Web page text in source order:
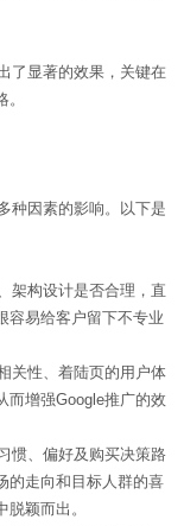
了显著的效果，关键在
种因素的影响。以下是
架构设计是否合理，直
容易给客户留下不专业
关性、着陆页的用户体
而增强Google推广的效
惯、偏好及购买决策路
的走向和目标人群的喜
颖而出。